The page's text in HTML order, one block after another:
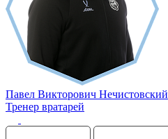
Павел Викторович Нечистовский
Тренер вратарей